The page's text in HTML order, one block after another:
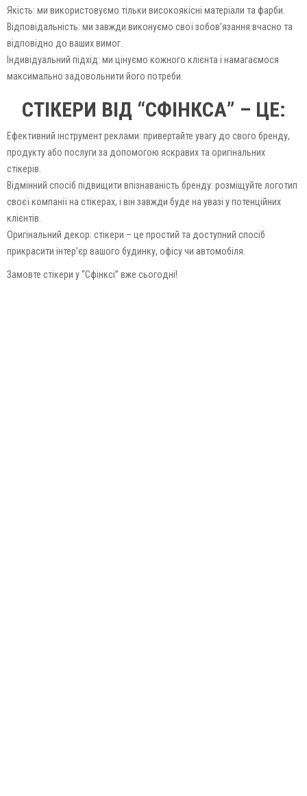
Якість: ми використовуємо тільки високоякісні матеріали та фарби.
Відповідальність: ми завжди виконуємо свої зобов’язання вчасно та
відповідно до ваших вимог.
Індивідуальний підхід: ми цінуємо кожного клієнта і намагаємося
максимально задовольнити його потреби.
СТІКЕРИ ВІД “СФІНКСА” – ЦЕ:
Ефективний інструмент реклами: привертайте увагу до свого бренду,
продукту або послуги за допомогою яскравих та оригінальних
стікерів.
Відмінний спосіб підвищити впізнаваність бренду: розміщуйте логотип
своєї компанії на стікерах, і він завжди буде на увазі у потенційних
клієнтів.
Оригінальний декор: стікери – це простий та доступний спосіб
прикрасити інтер’єр вашого будинку, офісу чи автомобіля.
Замовте стікери у “Сфінксі” вже сьогодні!